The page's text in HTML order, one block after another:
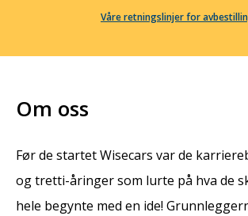
Våre retningslinjer for
Om oss
Før de startet Wisecars var de
og tretti-åringer som lurte på hva de
hele begynte med en ide!